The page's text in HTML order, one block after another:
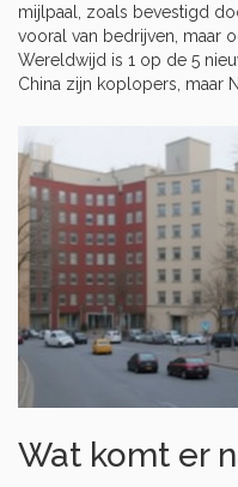
mijlpaal, zoals bevestigd
vooral van bedrijven, maar
Wereldwijd is 1 op de 5
China zijn koplopers, maar
Wat komt er